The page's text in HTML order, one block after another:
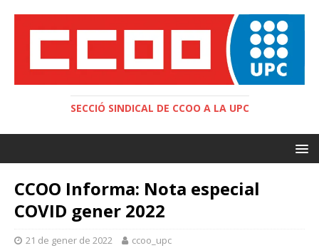
SECCIÓ SINDICAL DE CCOO A LA UPC
CCOO Informa: Nota especial
COVID gener 2022
21 de gener de 2022 ccoo_upc